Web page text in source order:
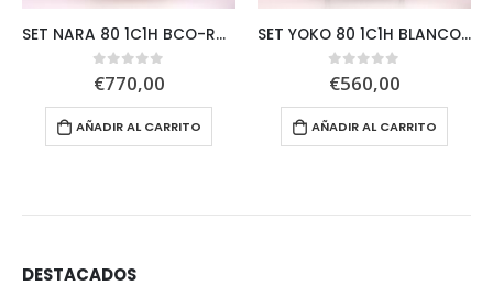
SET NARA 80 1C1H BCO-ROBLE+NOZOMI
0out of 5
€770,00
AÑADIR AL CARRITO
SET YOKO 80 1C1H BLANCO BRILLO + MIKU
0out of 5
€560,00
AÑADIR AL CARRITO
DESTACADOS